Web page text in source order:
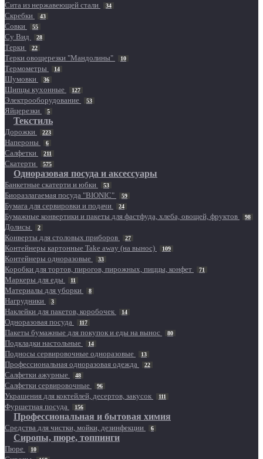
Сита из нержавеющей стали 34
Скребки 43
Совки 55
Су Вид 28
Терки 22
Терки овощерезки "Мандолины" 10
Термометры 14
Шумовки 36
Щипцы кухонные 127
Электрооборудование 53
Яйцерезки 5
Текстиль
Дорожки 223
Напероны 6
Салфетки 211
Скатерти 575
Одноразовая посуда и аксессуары
Банкетные скатерти и юбки 53
Биоразлагаемая посуда "BIONIC" 59
Бумага для сервировки и подачи 24
Бумажные конвертики и пакеты для фастфуда, хлеба, овощей, фруктов 98
Долисы 2
Конверты для столовых приборов 27
Контейнеры картонные Take away (на вынос) 109
Контейнеры одноразовые 33
Коробки для тортов, пирогов, пирожных, пиццы, конфет 71
Маркеры для еды 11
Материалы для уборки 8
Нагрудники 3
Наклейки для пакетов, коробочек 14
Одноразовая посуда 117
Пакеты бумажные для покупок и еды на вынос 80
Подкладки настольные 14
Подносы сервировочные одноразовые 13
Профессиональная одноразовая одежда 22
Салфетки ажурные 48
Салфетки сервировочные 96
Украшения для коктейлей, десертов, закусок 111
Фуршетная посуда 156
Профессиональная и бытовая химия
Средства для чистки, мойки, дезинфекции 6
Сиропы, пюре, топпинги
Пюре 10